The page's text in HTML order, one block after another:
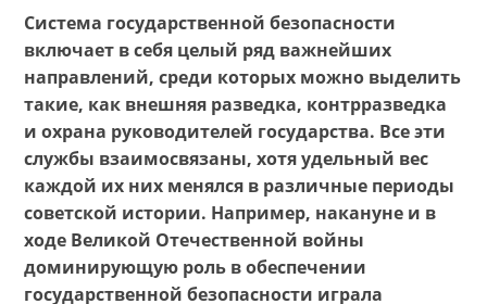
Система государственной безопасности
включает в себя целый ряд важнейших
направлений, среди которых можно выделить
такие, как внешняя разведка, контрразведка
и охрана руководителей государства. Все эти
службы взаимосвязаны, хотя удельный вес
каждой их них менялся в различные периоды
советской истории. Например, накануне и в
ходе Великой Отечественной войны
доминирующую роль в обеспечении
государственной безопасности играла